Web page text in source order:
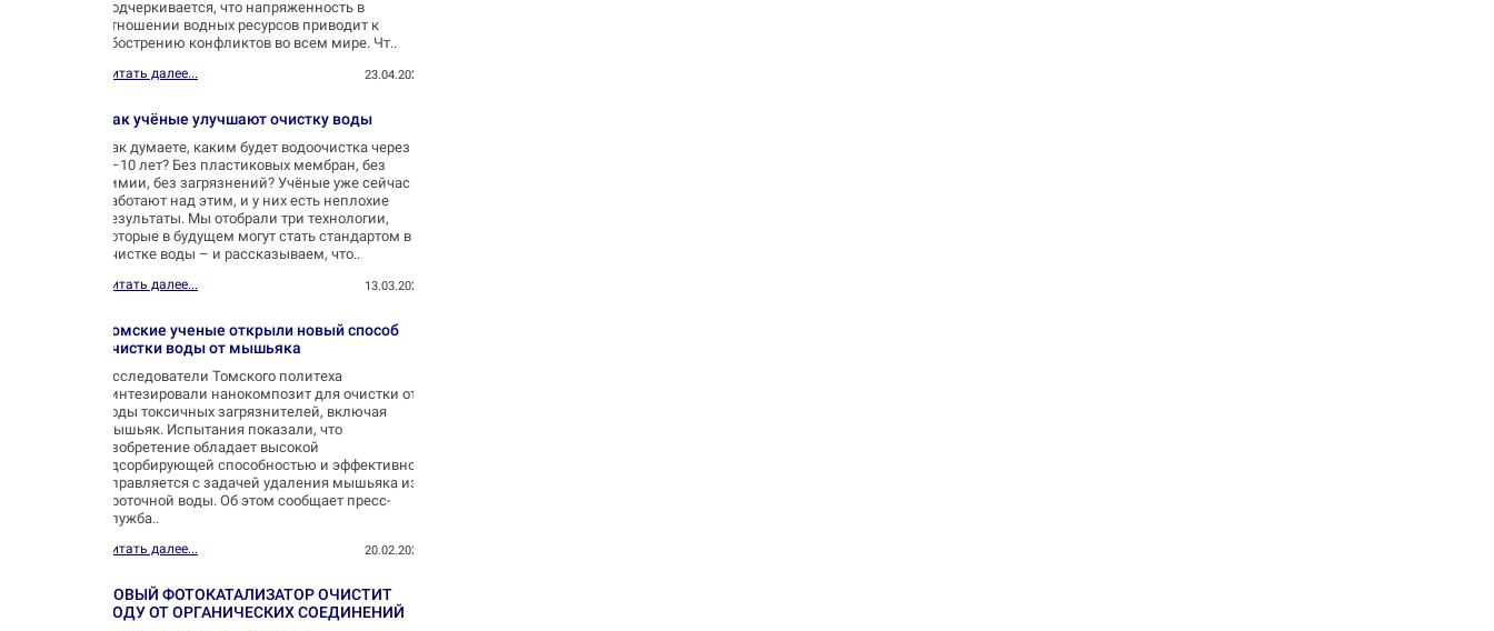
подчеркивается, что напряженность в
отношении водных ресурсов приводит к
обострению конфликтов во всем мире. Чт..
Читать далее... 23.04.2025
Как учёные улучшают очистку воды
Как думаете, каким будет водоочистка через
5–10 лет? Без пластиковых мембран, без
химии, без загрязнений? Учёные уже сейчас
работают над этим, и у них есть неплохие
результаты. Мы отобрали три технологии,
которые в будущем могут стать стандартом в
очистке воды – и рассказываем, что..
Читать далее... 13.03.2025
Томские ученые открыли новый способ
очистки воды от мышьяка
Исследователи Томского политеха
синтезировали нанокомпозит для очистки от
воды токсичных загрязнителей, включая
мышьяк. Испытания показали, что
изобретение обладает высокой
адсорбирующей способностью и эффективно
справляется с задачей удаления мышьяка из
проточной воды. Об этом сообщает пресс-
служба..
Читать далее... 20.02.2025
НОВЫЙ ФОТОКАТАЛИЗАТОР ОЧИСТИТ
ВОДУ ОТ ОРГАНИЧЕСКИХ СОЕДИНЕНИЙ